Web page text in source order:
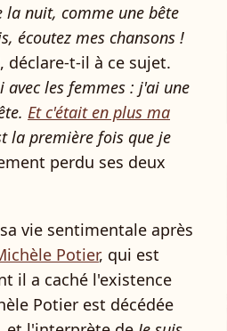
la nuit, comme une bête
écoutez mes chansons !
déclare-t-il à ce sujet.
les femmes : j'ai une
Et c'était en plus ma
la première fois que je
perdu ses deux
vie sentimentale après
Potier, qui est
il a caché l'existence
Potier est décédée